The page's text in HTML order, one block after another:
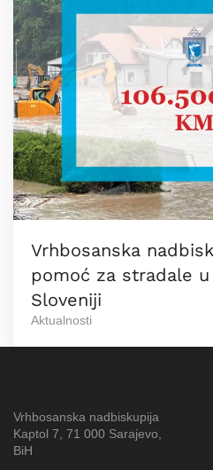
Vrhbosanska
pomoć za stradale
Sloveniji
Aktualnosti
Vrhbosanska nadbiskupija
Kaptol 7, 71 000 Sarajevo,
BiH